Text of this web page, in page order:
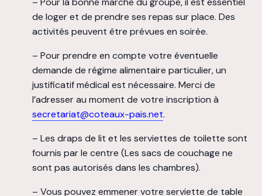
de loger et de prendre ses repas sur place. Des
activités peuvent être prévues en soirée.
– Pour prendre en compte votre éventuelle
demande de régime alimentaire particulier, un
justificatif médical est nécessaire. Merci de
l’adresser au moment de votre inscription à
secretariat@coteaux-pais.net.
– Les draps de lit et les serviettes de toilette sont
fournis par le centre (Les sacs de couchage ne
sont pas autorisés dans les chambres).
– Vous pouvez emmener votre serviette de table